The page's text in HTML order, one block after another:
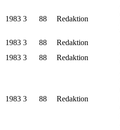
1983 3 88 Redaktion
1983 3 88 Redaktion
1983 3 88 Redaktion
1983 3 88 Redaktion